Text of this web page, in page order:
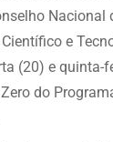
Nacional
e
(20) e quinta-
do